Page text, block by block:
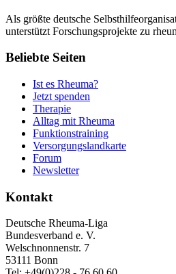
Als größte deutsche
unterstützt Forschungsprojekte zu
Beliebte Seiten
Ist es Rheuma?
Jetzt spenden
Therapie
Alltag mit Rheuma
Funktionstraining
Versorgungslandkarte
Forum
Newsletter
Kontakt
Deutsche Rheuma-Liga
Bundesverband e. V.
Welschnonnenstr. 7
53111 Bonn